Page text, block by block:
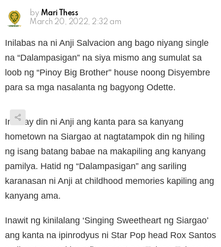
by Mari Thess
March 20, 2022, 2:32 am
Inilabas na ni Anji Salvacion ang bago niyang single
na “Dalampasigan” na siya mismo ang sumulat sa
loob ng “Pinoy Big Brother” house noong Disyembre
para sa mga nasalanta ng bagyong Odette.
Inaalay din ni Anji ang kanta para sa kanyang
hometown na Siargao at nagtatampok din ng hiling
ng isang batang babae na makapiling ang kanyang
pamilya. Hatid ng “Dalampasigan” ang sariling
karanasan ni Anji at childhood memories kapiling ang
kanyang ama.
Inawit ng kinilalang ‘Singing Sweetheart ng Siargao’
ang kanta na ipinrodyus ni Star Pop head Rox Santos